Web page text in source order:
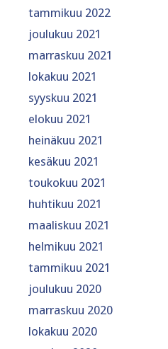
tammikuu 2022
joulukuu 2021
marraskuu 2021
lokakuu 2021
syyskuu 2021
elokuu 2021
heinäkuu 2021
kesäkuu 2021
toukokuu 2021
huhtikuu 2021
maaliskuu 2021
helmikuu 2021
tammikuu 2021
joulukuu 2020
marraskuu 2020
lokakuu 2020